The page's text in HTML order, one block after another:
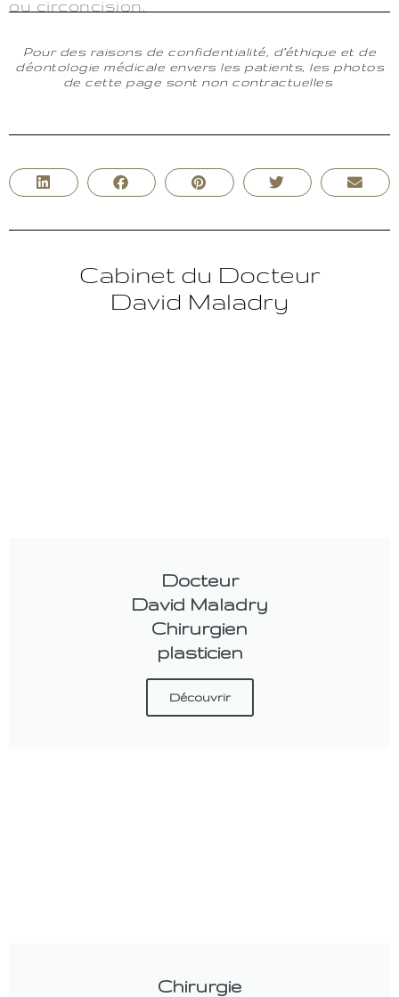
ou circoncision.
Pour des raisons de confidentialité, d’éthique et de
déontologie médicale envers les patients, les photos
de cette page sont non contractuelles
Cabinet du Docteur
David Maladry
Docteur
David Maladry
Chirurgien
plasticien
Découvrir
Chirurgie